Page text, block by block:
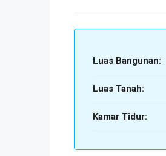
Luas Bangunan:
Luas Tanah:
Kamar Tidur: